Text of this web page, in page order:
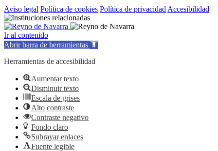
Aviso legal Política de cookies Política de privacidad Accesibilidad
Ir al contenido
Abrir barra de herramientas
Herramientas de accesibilidad
Aumentar texto
Disminuir texto
Escala de grises
Alto contraste
Contraste negativo
Fondo claro
Subrayar enlaces
Fuente legible